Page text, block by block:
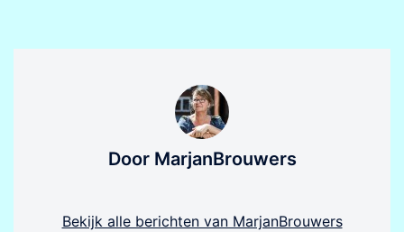
Door MarjanBrouwers
Bekijk alle berichten van MarjanBrouwers